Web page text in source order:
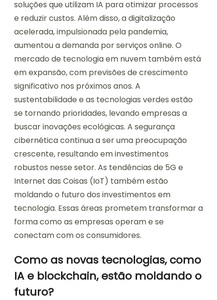
soluções que utilizam IA para otimizar processos
e reduzir custos. Além disso, a digitalização
acelerada, impulsionada pela pandemia,
aumentou a demanda por serviços online. O
mercado de tecnologia em nuvem também está
em expansão, com previsões de crescimento
significativo nos próximos anos. A
sustentabilidade e as tecnologias verdes estão
se tornando prioridades, levando empresas a
buscar inovações ecológicas. A segurança
cibernética continua a ser uma preocupação
crescente, resultando em investimentos
robustos nesse setor. As tendências de 5G e
Internet das Coisas (IoT) também estão
moldando o futuro dos investimentos em
tecnologia. Essas áreas prometem transformar a
forma como as empresas operam e se
conectam com os consumidores.
Como as novas tecnologias, como
IA e blockchain, estão moldando o
futuro?